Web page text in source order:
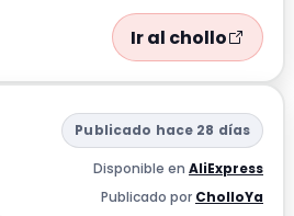
Ir al chollo
Publicado hace 28 días
Disponible en AliExpress
Publicado por CholloYa